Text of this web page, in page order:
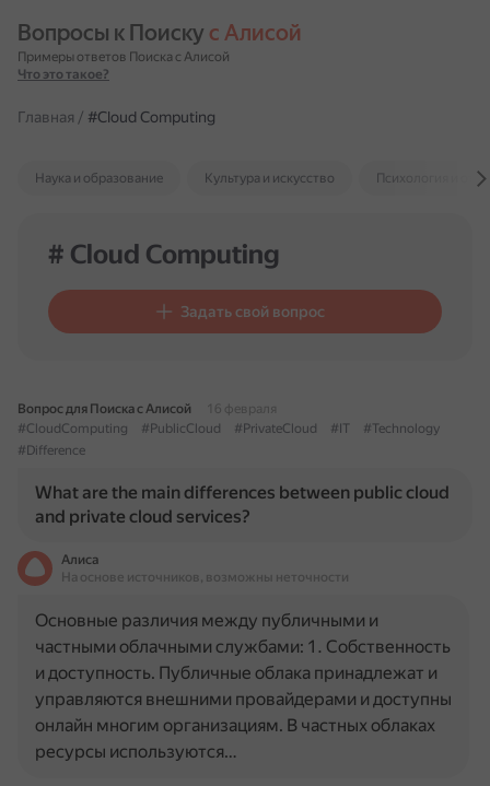
Вопросы к Поиску с Алисой
Примеры ответов Поиска с Алисой
Что это такое?
Главная / #Cloud Computing
Наука и образование Культура и искусство Психология и
# Cloud Computing
Задать свой вопрос
Вопрос для Поиска с Алисой
16 февраля
#CloudComputing
#PublicCloud #PrivateCloud #IT
#Technology
#Difference
What are the main differences between public cloud
and private cloud services?
Алиса
На основе источников, возможны неточности
Основные различия между публичными и
частными облачными службами: 1. Собственность
и доступность. Публичные облака принадлежат и
управляются внешними провайдерами и доступны
онлайн многим организациям. В частных облаках
ресурсы используются…